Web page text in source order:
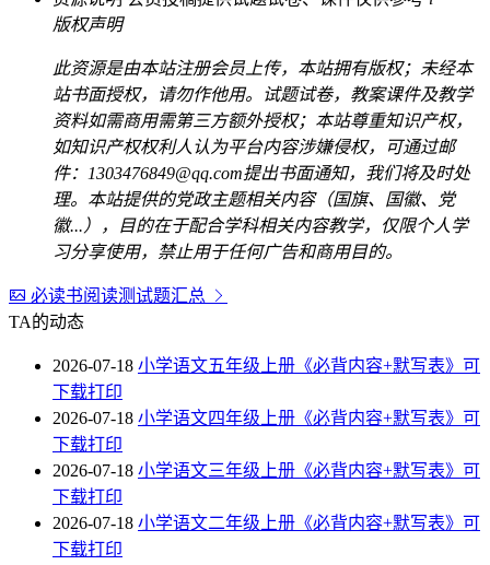
版权声明
此资源是由本站注册会员上传，本站拥有版权；未经本
站书面授权，请勿作他用。试题试卷，教案课件及教学
资料如需商用需第三方额外授权；本站尊重知识产权，
如知识产权权利人认为平台内容涉嫌侵权，可通过邮
件：1303476849@qq.com提出书面通知，我们将及时处
理。本站提供的党政主题相关内容（国旗、国徽、党
徽...），目的在于配合学科相关内容教学，仅限个人学
习分享使用，禁止用于任何广告和商用目的。
必读书阅读测试题汇总
TA的动态
2026-07-18 小学语文五年级上册《必背内容+默写表》可
下载打印
2026-07-18 小学语文四年级上册《必背内容+默写表》可
下载打印
2026-07-18 小学语文三年级上册《必背内容+默写表》可
下载打印
2026-07-18 小学语文二年级上册《必背内容+默写表》可
下载打印